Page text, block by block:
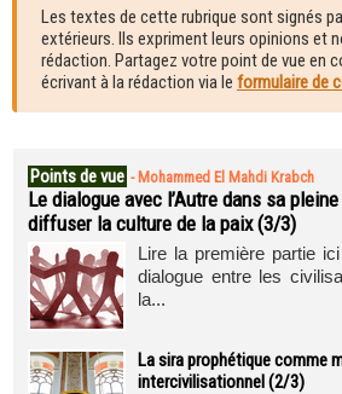
Les textes de cette rubrique sont signés
extérieurs. Ils expriment leurs opinions et
rédaction. Partagez votre point de vue en
écrivant à la rédaction via le formulaire de
Points de vue - Mohammed El Mahdi Krabch
Le dialogue avec l’Autre dans sa
diffuser la culture de la paix (3/3)
Lire la première partie
dialogue entre les
la...
La sira prophétique comme
intercivilisationnel (2/3)